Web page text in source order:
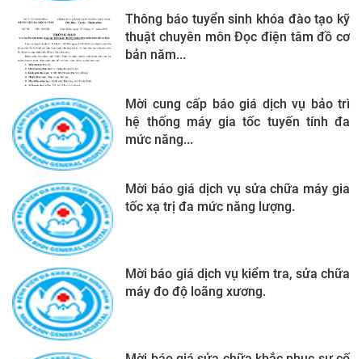
Thông báo tuyển sinh khóa đào tạo kỹ
thuật chuyên môn Đọc điện tâm đồ cơ
bản năm...
Mời cung cấp báo giá dịch vụ bảo trì
hệ thống máy gia tốc tuyến tính đa
mức năng...
Mời báo giá dịch vụ sửa chữa máy gia
tốc xạ trị đa mức năng lượng.
Mời báo giá dịch vụ kiểm tra, sửa chữa
máy đo độ loãng xương.